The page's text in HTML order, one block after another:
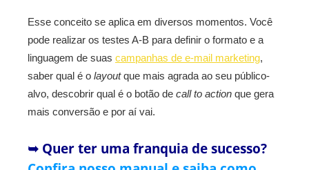
Esse conceito se aplica em diversos momentos. Você
pode realizar os testes A-B para definir o formato e a
linguagem de suas campanhas de e-mail marketing,
saber qual é o layoutque mais agrada ao seu público-
alvo, descobrir qual é o botão de call to action que gera
mais conversão e por aí vai.
➥ Quer ter uma franquia de sucesso?